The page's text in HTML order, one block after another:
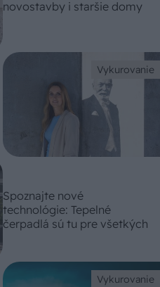
novostavby i staršie domy
Vykurovanie
Spoznajte nové
technológie: Tepelné
čerpadlá sú tu pre všetkých
Vykurovanie